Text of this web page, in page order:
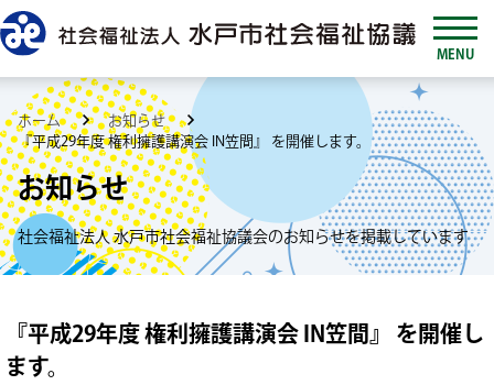
MENU
ホーム
お知らせ
『平成29年度 権利擁護講演会 IN笠間』 を開催します。
お知らせ
社会福祉法人 水戸市社会福祉協議会のお知らせを掲載しています
『平成29年度 権利擁護講演会 IN笠間』 を開催し
ます。